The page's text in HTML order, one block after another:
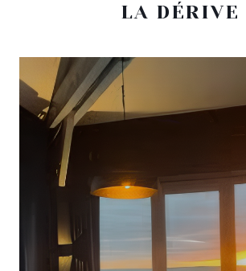
LA DÉRIVE